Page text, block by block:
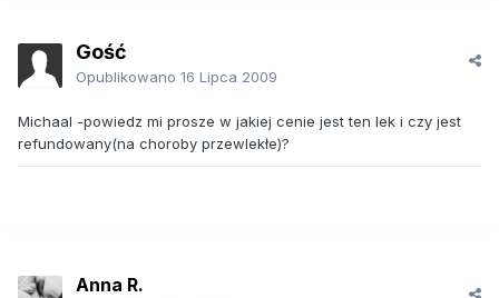
Gość
Opublikowano 16 Lipca 2009
Michaal -powiedz mi prosze w jakiej cenie jest ten lek i czy jest
refundowany(na choroby przewlekłe)?
Anna R.